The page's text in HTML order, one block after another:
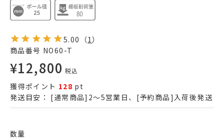
5.00 （1）
商品番号 NO60-T
¥12,800 税込
獲得ポイント 128 pt
発送目安： [通常商品]2～5営業日、[予約商品]入荷後発送